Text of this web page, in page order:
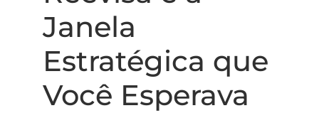
Janela
Estratégica que
Você Esperava